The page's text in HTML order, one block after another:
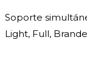
Soporte
Light, Full,